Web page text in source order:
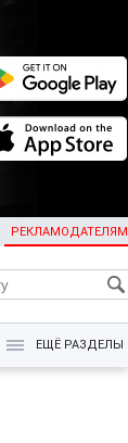
РЕКЛАМОДАТЕЛЯМ
KG
ЕЩЁ РАЗДЕЛЫ